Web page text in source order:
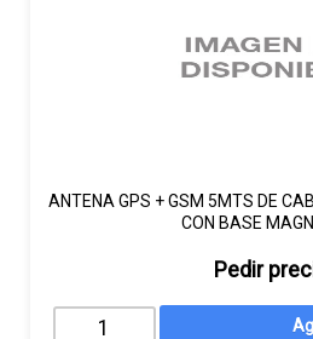
ANTENA GPS + GSM 5MTS DE
CON BASE
Pedir